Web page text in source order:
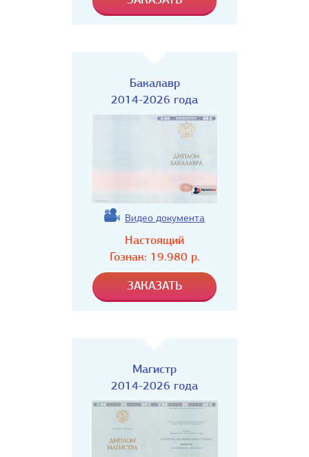
Бакалавр
2014-2026 года
Видео документа
Настоящий
Гознак: 19.980р.
Магистр
2014-2026 года